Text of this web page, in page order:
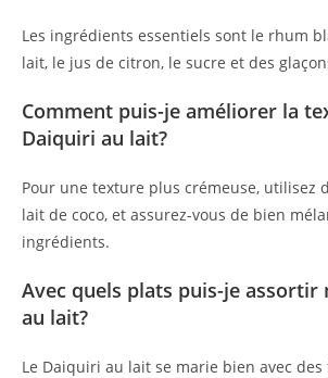
Les ingrédients essentiels sont le rhum
lait, le jus de citron, le sucre et des
Comment puis-je améliorer la
Daiquiri au lait?
Pour une texture plus crémeuse, utilisez
lait de coco, et assurez-vous de bien
ingrédients.
Avec quels plats puis-je assortir
au lait?
Le Daiquiri au lait se marie bien avec